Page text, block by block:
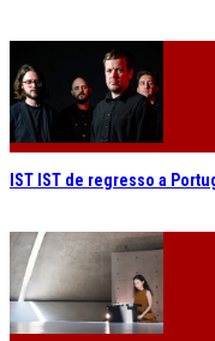
IST IST de regresso a